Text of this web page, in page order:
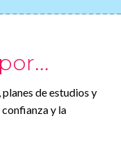
de estudios y
y la